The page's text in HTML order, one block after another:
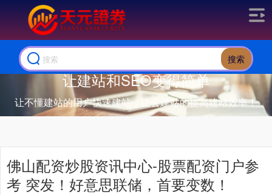
搜索
让建站和SEO变得简单
让不懂建站的用户快速建站，让会建站的提高建站效率！
佛山配资炒股资讯中心-股票配资门户参
考 突发！好意思联储，首要变数！